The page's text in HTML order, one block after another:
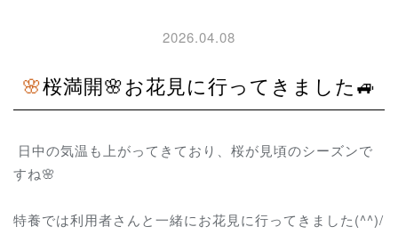
2026.04.08
🌸桜満開🌸お花見に行ってきました🚙
日中の気温も上がってきており、桜が見頃のシーズンで
すね🌸
特養では利用者さんと一緒にお花見に行ってきました(^^)/